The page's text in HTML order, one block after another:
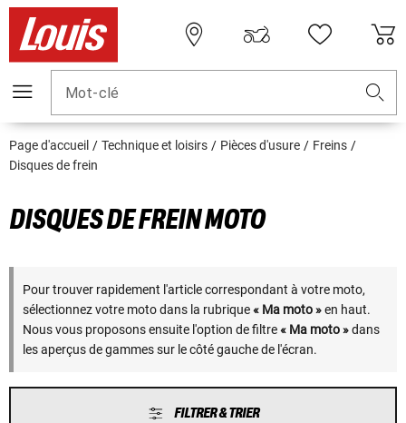
Mot-clé
Page d'accueil Technique et loisirs Pièces d'usure
Freins
Disques de frein
DISQUES DE FREIN MOTO
Pour trouver rapidement l'article correspondant à votre moto,
sélectionnez votre moto dans la rubrique« Ma moto »en haut.
Nous vous proposons ensuite l'option de filtre« Ma moto »dans
les aperçus de gammes sur le côté gauche de l'écran.
FILTRER & TRIER